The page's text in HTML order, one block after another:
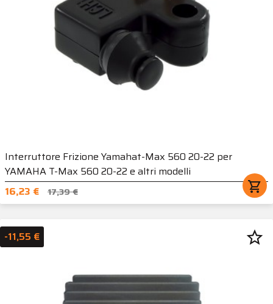
Interruttore Frizione Yamahat-Max 560 20-22 per
YAMAHA T-Max 560 20-22 e altri modelli
16,23 €
17,39 € shopping_cart
-11,55 € star_border